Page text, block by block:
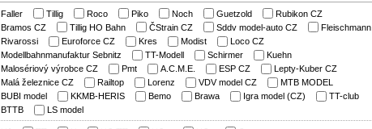
Faller Tillig Roco Piko Noch Guetzold
Rubikon CZ
Bramos CZ
Tillig HO Bahn ČStrain CZ Sddv model-auto CZ
Fleischmann
Rivarossi
Euroforce CZ Kres Modist
Loco CZ
Modellbahnmanufaktur Sebnitz
TT-Modell Schirmer
Kuehn
Malosériový výrobce CZ
Pmt A.C.M.E. ESP CZ
Lepty-Kuber CZ
Malá železnice CZ
Railtop Lorenz VDV model CZ
MTB MODEL
BUBI model
KKMB-HERIS Bemo Brawa Igra model (CZ)
TT-club
BTTB
LS model